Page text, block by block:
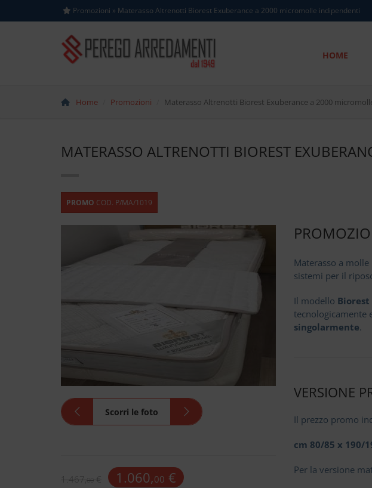
Promozioni » Materasso Altrenotti Biorest Exuberance a 2000 micromolle indipendenti
HOME
Home Promozioni Materasso Altrenotti Biorest Exuberance a 2000
MATERASSO ALTRENOTTI BIOREST
PROMO COD. P/MA/1019
1.467,00€ 1.060,00 €
Materasso a
sistemi per il
Il modello Biorest
tecnologicamente
singolarmente.
VERSIONE
Il prezzo promo
cm 80/85 x 190/
Per la versione